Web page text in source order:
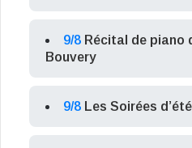
9/8 Récital de piano
Bouvery
9/8 Les Soirées